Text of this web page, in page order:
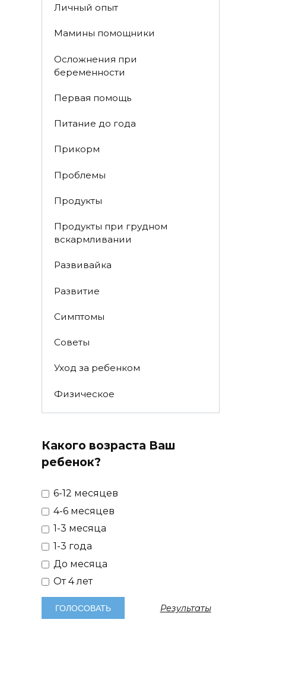
Личный опыт
Мамины помощники
Осложнения при
беременности
Первая помощь
Питание до года
Прикорм
Проблемы
Продукты
Продукты при грудном
вскармливании
Развивайка
Развитие
Симптомы
Советы
Уход за ребенком
Физическое
Какого возраста Ваш
ребенок?
6-12 месяцев
4-6 месяцев
1-3 месяца
1-3 года
До месяца
От 4 лет
Результаты